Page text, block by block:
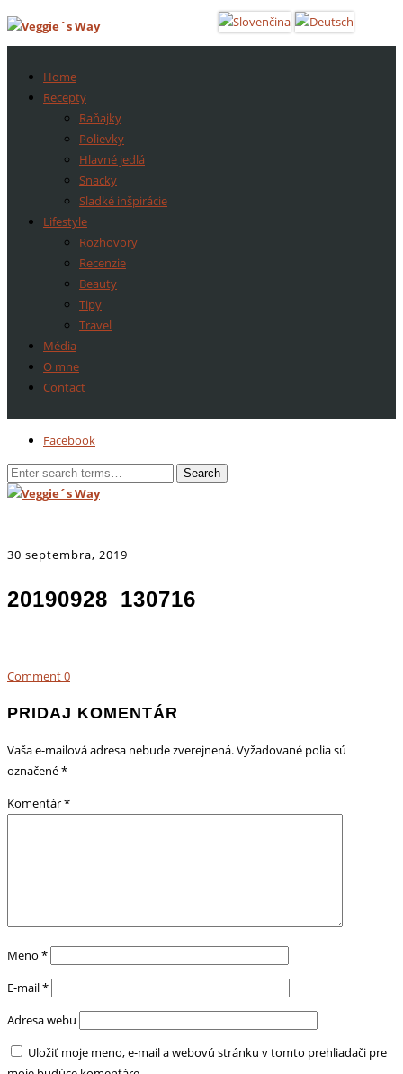
Home
Recepty
Raňajky
Polievky
Hlavné jedlá
Snacky
Sladké inšpirácie
Lifestyle
Rozhovory
Recenzie
Beauty
Tipy
Travel
Média
O mne
Contact
Facebook
30 septembra, 2019
20190928_130716
Comment0
PRIDAJ KOMENTÁR
Vaša e-mailová adresa nebude zverejnená.Vyžadované polia sú
označené*
Komentár*
Meno *
E-mail*
Adresa webu
Uložiť moje meno, e-mail a webovú stránku v tomto prehliadači pre